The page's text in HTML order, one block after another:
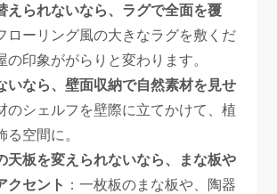
えられないなら、ラグで全面を覆
ローリング風の大きなラグを敷くだ
の印象ががらりと変わります。
いなら、壁面収納で自然素材を見せ
のシェルフを壁際に立てかけて、植
空間に。
天板を変えられないなら、まな板や
クセント ：一枚板のまな板や、陶器